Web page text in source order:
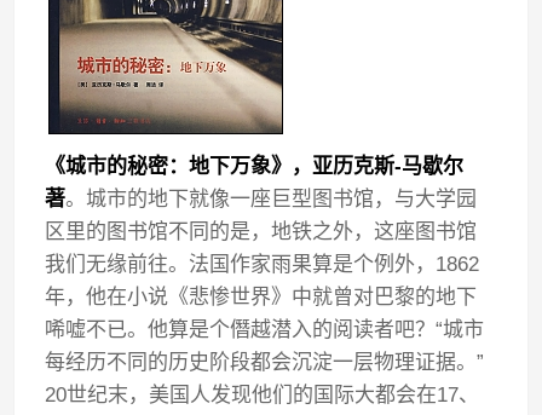
《城市的秘密：地下万象》，亚历克斯-马歇尔
著。城市的地下就像一座巨型图书馆，与大学园
区里的图书馆不同的是，地铁之外，这座图书馆
我们无缘前往。法国作家雨果算是个例外，1862
年，他在小说《悲惨世界》中就曾对巴黎的地下
唏嘘不已。他算是个僭越潜入的阅读者吧？“城市
每经历不同的历史阶段都会沉淀一层物理证据。”
20世纪末，美国人发现他们的国际大都会在17、